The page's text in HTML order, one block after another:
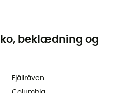
beklædning og
Fjällräven